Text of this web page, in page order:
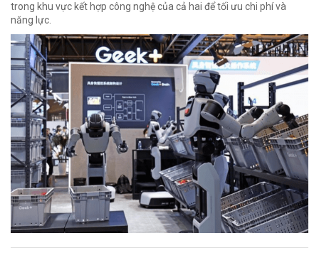
trong khu vực kết hợp công nghệ của cả hai để tối ưu chi phí và
năng lực.